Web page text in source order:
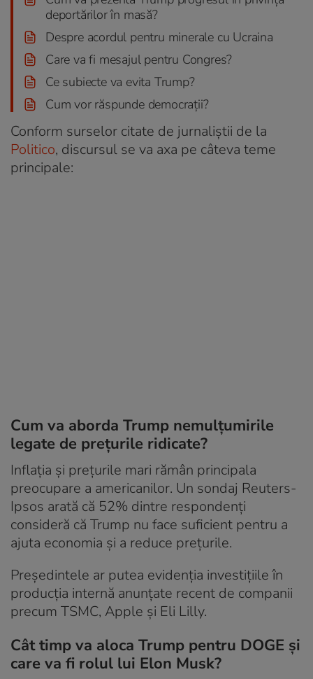
deportărilor în masă?
Despre acordul pentru minerale cu Ucraina
Care va fi mesajul pentru Congres?
Ce subiecte va evita Trump?
Cum vor răspunde democrații?
Conform surselor citate de jurnaliștii de la
Politico, discursul se va axa pe câteva teme
principale:
Cum va aborda Trump nemulțumirile
legate de prețurile ridicate?
Inflația și prețurile mari rămân principala
preocupare a americanilor. Un sondaj Reuters-
Ipsos arată că 52% dintre respondenți
consideră că Trump nu face suficient pentru a
ajuta economia și a reduce prețurile.
Președintele ar putea evidenția investițiile în
producția internă anunțate recent de companii
precum TSMC, Apple și Eli Lilly.
Cât timp va aloca Trump pentru DOGE și
care va fi rolul lui Elon Musk?